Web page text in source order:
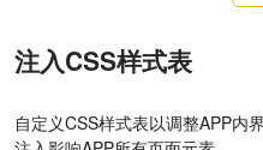
注入CSS样式表
自定义CSS样式表以调整APP内